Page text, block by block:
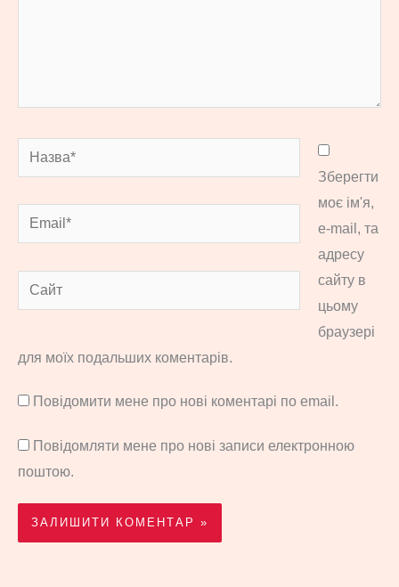
Назва*
Email*
Сайт
Зберегти
моє ім'я,
e-mail, та
адресу
сайту в
цьому
браузері
для моїх подальших коментарів.
Повідомити мене про нові коментарі по email.
Повідомляти мене про нові записи електронною
поштою.